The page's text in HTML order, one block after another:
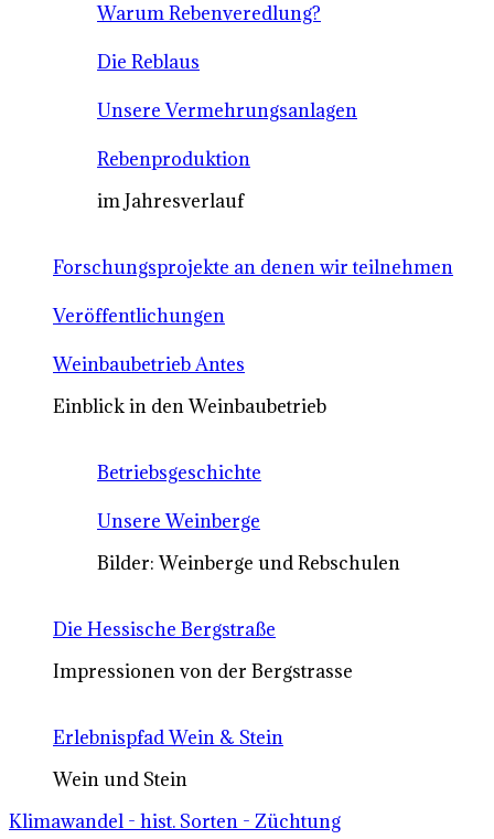
Warum Rebenveredlung?
Die Reblaus
Unsere Vermehrungsanlagen
Rebenproduktion
im Jahresverlauf
Forschungsprojekte an denen wir teilnehmen
Veröffentlichungen
Weinbaubetrieb Antes
Einblick in den Weinbaubetrieb
Betriebsgeschichte
Unsere Weinberge
Bilder: Weinberge und Rebschulen
Die Hessische Bergstraße
Impressionen von der Bergstrasse
Erlebnispfad Wein & Stein
Wein und Stein
Klimawandel - hist. Sorten - Züchtung